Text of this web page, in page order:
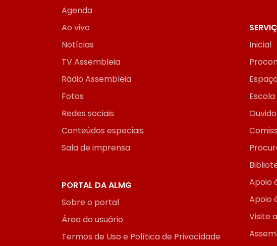
Agenda
Ao vivo
Notícias
TV Assembleia
Rádio Assembleia
Fotos
Redes sociais
Conteúdos especiais
Sala de imprensa
Inicial
Apoio
Apoio
Visite
PORTAL DA ALMG
Sobre o portal
Área do usuário
Termos de Uso e Política de Privacidade